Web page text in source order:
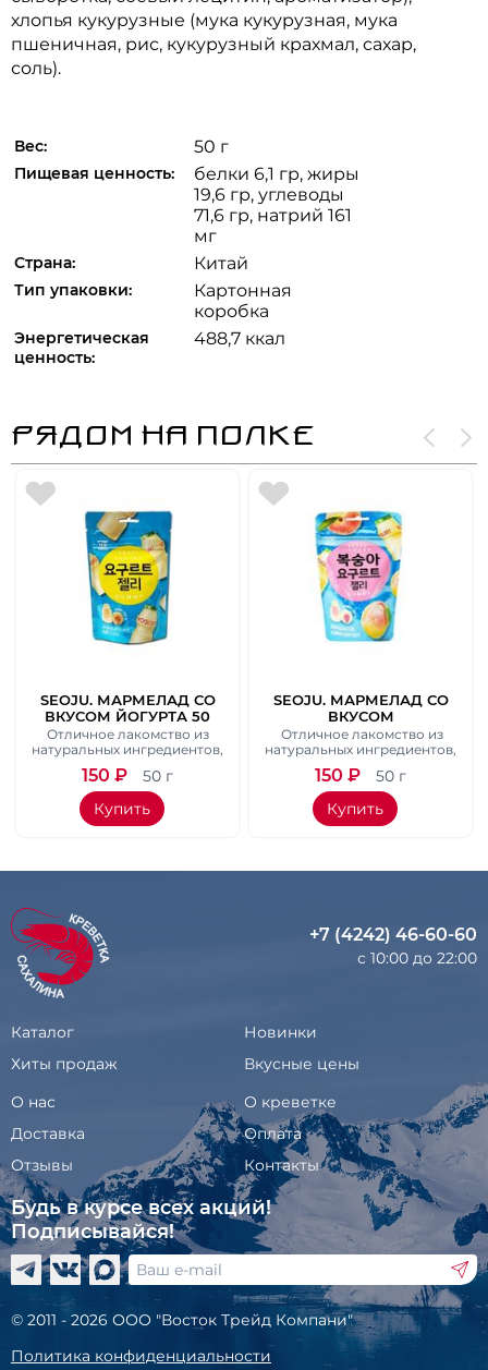
хлопья кукурузные (мука кукурузная, мука
пшеничная, рис, кукурузный крахмал, сахар,
соль).
Вес: 50 г
Пищевая ценность:
белки 6,1 гр, жиры
19,6 гр, углеводы
71,6 гр, натрий 161
мг
Страна: Китай
Тип упаковки:
Картонная
коробка
Энергетическая
ценность:
488,7 ккал
РЯДОМ НА ПОЛКЕ
SEOJU. МАРМЕЛАД СО
ВКУСОМ ЙОГУРТА 50
ГР.
Отличное лакомство из
натуральных ингредиентов,
понравится как детям, так и
их родителям.
150 ₽
50 г
Купить
SEOJU. МАРМЕЛАД СО
ВКУСОМ
ПЕРСИКОВОГО
ЙОГУРТА 50 ГР.
Отличное лакомство из
натуральных ингредиентов,
понравится как детям, так и
их родителям.
150 ₽
50 г
Купить
+7 (4242) 46-60-60
с 10:00 до 22:00
Каталог
Новинки
Хиты продаж
Вкусные цены
О нас
О креветке
Доставка
Оплата
Отзывы
Контакты
Будь в курсе всех акций!
Подписывайся!
© 2011 - 2026 ООО "Восток Трейд Компани"
Политика конфиденциальности